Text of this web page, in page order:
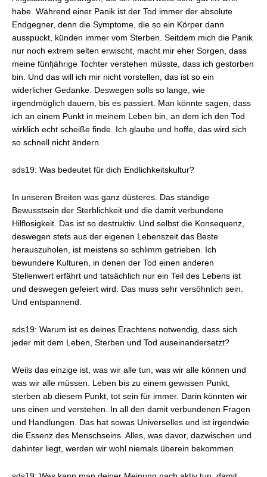
habe. Während einer Panik ist der Tod immer der absolute
Endgegner, denn die Symptome, die so ein Körper dann
ausspuckt, künden immer vom Sterben. Seitdem mich die Panik
nur noch extrem selten erwischt, macht mir eher Sorgen, dass
meine fünfjährige Tochter verstehen müsste, dass ich gestorben
bin. Und das will ich mir nicht vorstellen, das ist so ein
widerlicher Gedanke. Deswegen solls so lange, wie
irgendmöglich dauern, bis es passiert. Man könnte sagen, dass
ich an einem Punkt in meinem Leben bin, an dem ich den Tod
wirklich echt scheiße finde. Ich glaube und hoffe, das wird sich
so schnell nicht ändern.
sds19: Was bedeutet für dich Endlichkeitskultur?
In unseren Breiten was ganz düsteres. Das ständige
Bewusstsein der Sterblichkeit und die damit verbundene
Hilflosigkeit. Das ist so destruktiv. Und selbst die Konsequenz,
deswegen stets aus der eigenen Lebenszeit das Beste
herauszuholen, ist meistens so schlimm getrieben. Ich
bewundere Kulturen, in denen der Tod einen anderen
Stellenwert erfährt und tatsächlich nur ein Teil des Lebens ist
und deswegen gefeiert wird. Das muss sehr versöhnlich sein.
Und entspannend.
sds19: Warum ist es deines Erachtens notwendig, dass sich
jeder mit dem Leben, Sterben und Tod auseinandersetzt?
Weils das einzige ist, was wir alle tun, was wir alle können und
was wir alle müssen. Leben bis zu einem gewissen Punkt,
sterben ab diesem Punkt, tot sein für immer. Darin könnten wir
uns einen und verstehen. In all den damit verbundenen Fragen
und Handlungen. Das hat sowas Universelles und ist irgendwie
die Essenz des Menschseins. Alles, was davor, dazwischen und
dahinter liegt, werden wir wohl niemals überein bekommen.